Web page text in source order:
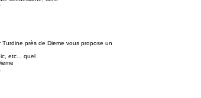
près de Dieme vous propose un
etc... quel